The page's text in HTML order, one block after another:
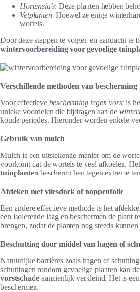
Hortensia’s: Deze planten hebben
Vetplanten: Hoewel ze enige
wortels.
Door deze stappen te volgen en aandacht te
wintervoorbereiding voor gevoelige
Verschillende methoden van bescherming
Voor effectieve bescherming tegen vorstis
unieke voordelen die bijdragen aan de
koude periodes. Hieronder worden enkele
Gebruik van mulch
Mulch is een uitstekende manier om de
voorkomt dat de wortels te veel afkoelen.
tuinplanten beschermt hen tegen extreme
Afdeken met vliesdoek of noppenfolie
Een andere effectieve methode is het
een isolerende laag en beschermen de
brengen, zodat de planten nog steeds
Beschutting door middel van hagen of
Natuurlijke barrières zoals hagen of
schuttingen rondom gevoelige planten kan
vorstschade aanzienlijk verkleind. Het is
beschermen.